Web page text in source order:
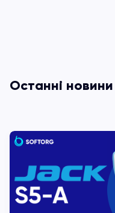
Останні новини